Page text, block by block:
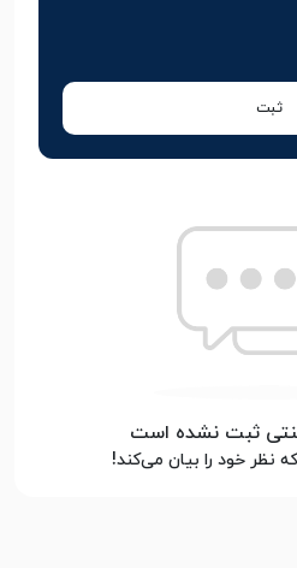
ثبت
ثبت نشده است
نظر خود را بیان می‌کند!